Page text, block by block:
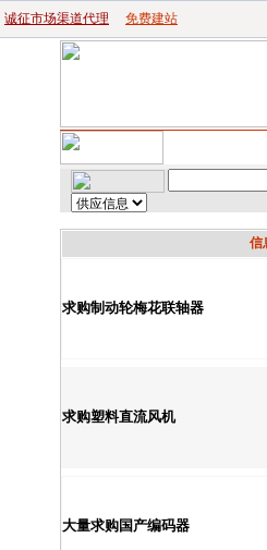
诚征市场渠道代理 免费建站
信
求购制动轮梅花联轴器
求购塑料直流风机
大量求购国产编码器